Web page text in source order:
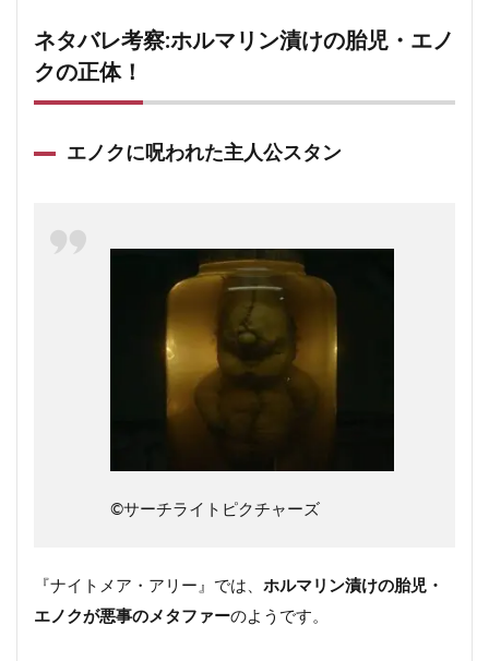
ネタバレ考察:ホルマリン漬けの胎児・エノ
クの正体！
エノクに呪われた主人公スタン
©︎サーチライトピクチャーズ
『ナイトメア・アリー』では、 ホルマリン漬けの胎児・
エノクが悪事のメタファーのようです。